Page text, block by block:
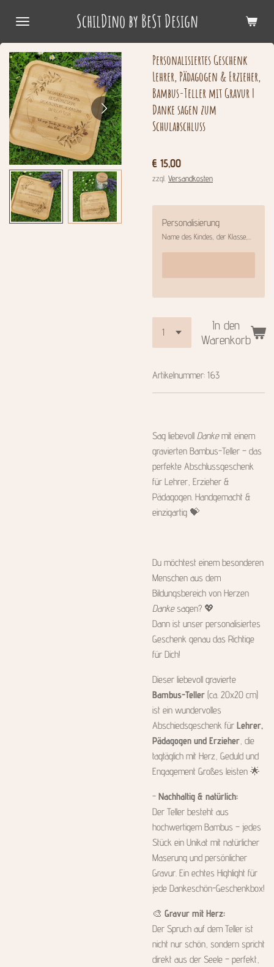
Hauptinhalt
springen
SchilDino by BeSt Design
Personalisiertes Geschenk
Lehrer, Pädagogen & Erzieher,
Bambus-Teller mit Gravur |
Danke sagen zum
Schulabschluss
€ 15,00
zzgl. Versandkosten
Personalisierung
Name des Kindes, der Klasse,...
In den
Warenkorb
Artikelnummer: 163
Sag liebevoll Dankemit einem
gravierten Bambus-Teller – das
perfekte Abschlussgeschenk
für Lehrer, Erzieher &
Pädagogen. Handgemacht &
einzigartig 💝
Du möchtest einem besonderen
Menschen aus dem
Bildungsbereich von Herzen
Dankesagen? 💖
Dann ist unser personalisiertes
Geschenk genau das Richtige
für Dich!
Dieser liebevoll gravierte
Bambus-Teller (ca. 20x20 cm)
ist ein wundervolles
Abschiedsgeschenk für Lehrer,
Pädagogen und Erzieher, die
tagtäglich mit Herz, Geduld und
Engagement Großes leisten 🌟
- Nachhaltig & natürlich:
Der Teller besteht aus
hochwertigem Bambus – jedes
Stück ein Unikat mit natürlicher
Maserung und persönlicher
Gravur. Ein echtes Highlight für
jede Dankeschön-Geschenkbox!
🎨 Gravur mit Herz:
Der Spruch auf dem Teller ist
nicht nur schön, sondern spricht
direkt aus der Seele – perfekt,